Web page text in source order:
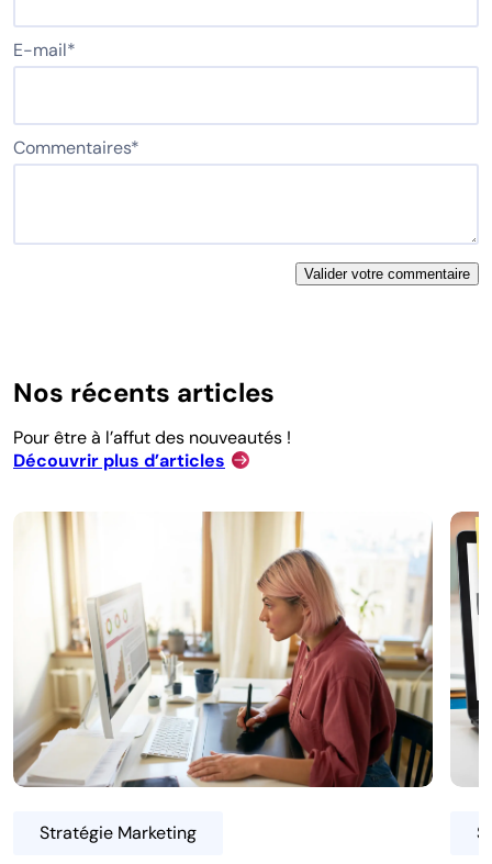
E-mail*
Commentaires*
Nos récents articles
Pour être à l’affut des nouveautés !
Découvrir plus d’articles
Stratégie Marketing